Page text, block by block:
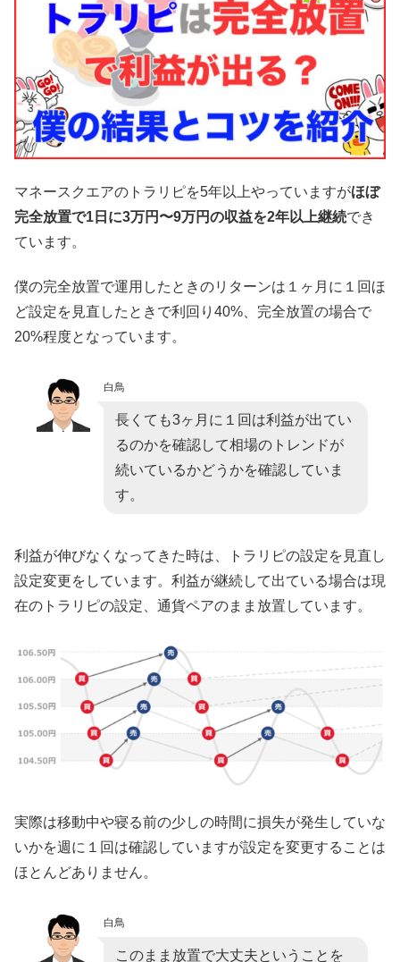
マネースクエアのトラリピを5年以上やっていますがほぼ
完全放置で1日に3万円〜9万円の収益を2年以上継続でき
ています。
僕の完全放置で運用したときのリターンは１ヶ月に１回ほ
ど設定を見直したときで利回り40%、完全放置の場合で
20%程度となっています。
白鳥
長くても3ヶ月に１回は利益が出てい
るのかを確認して相場のトレンドが
続いているかどうかを確認していま
す。
利益が伸びなくなってきた時は、トラリピの設定を見直し
設定変更をしています。利益が継続して出ている場合は現
在のトラリピの設定、通貨ペアのまま放置しています。
実際は移動中や寝る前の少しの時間に損失が発生していな
いかを週に１回は確認していますが設定を変更することは
ほとんどありません。
白鳥
このまま放置で大丈夫ということを